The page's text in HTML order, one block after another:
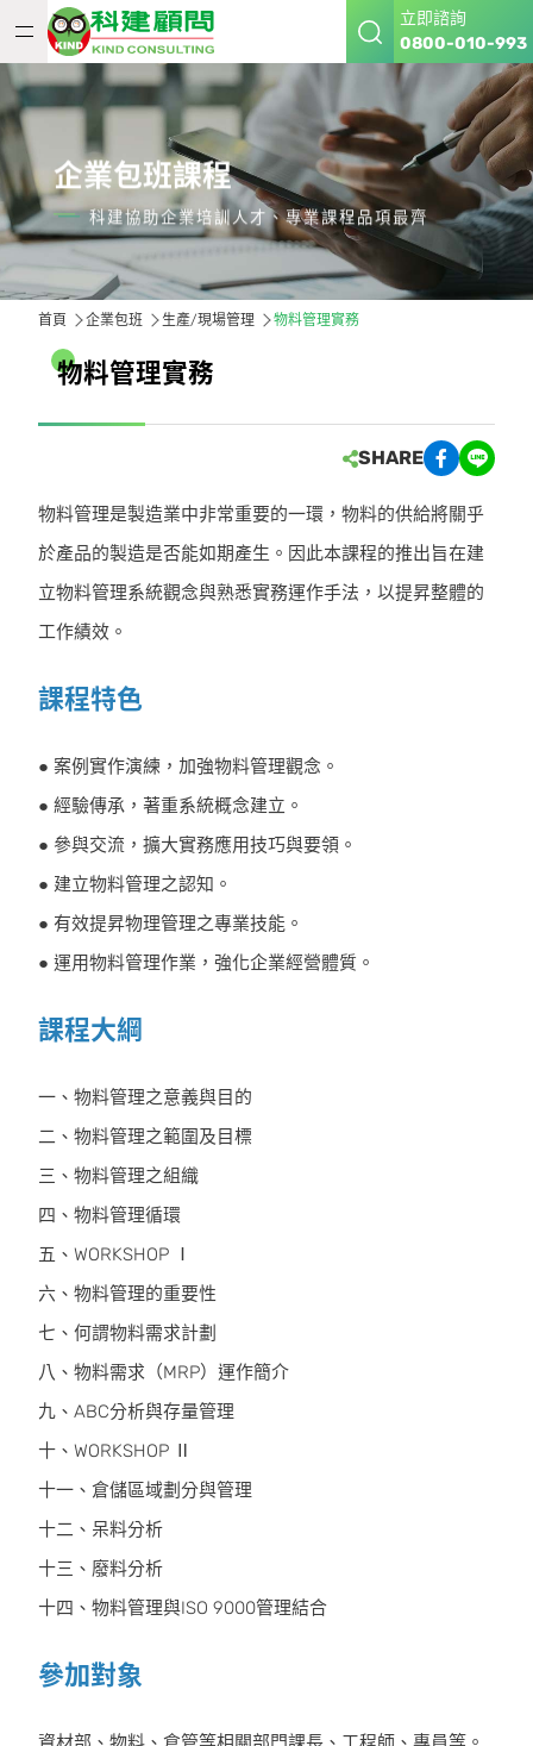
立即諮詢
0800-010-993
企業包班課程
科建協助企業培訓人才、專業課程品項最齊
首頁 企業包班 生產/現場管理 物料管理實務
物料管理實務
SHARE
物料管理是製造業中非常重要的一環，物料的供給將關乎
於產品的製造是否能如期產生。因此本課程的推出旨在建
立物料管理系統觀念與熟悉實務運作手法，以提昇整體的
工作績效。
課程特色
● 案例實作演練，加強物料管理觀念。
● 經驗傳承，著重系統概念建立。
● 參與交流，擴大實務應用技巧與要領。
● 建立物料管理之認知。
● 有效提昇物理管理之專業技能。
● 運用物料管理作業，強化企業經營體質。
課程大綱
一、物料管理之意義與目的
二、物料管理之範圍及目標
三、物料管理之組織
四、物料管理循環
五、WORKSHOP Ⅰ
六、物料管理的重要性
七、何謂物料需求計劃
八、物料需求（MRP）運作簡介
九、ABC分析與存量管理
十、WORKSHOP Ⅱ
十一、倉儲區域劃分與管理
十二、呆料分析
十三、廢料分析
十四、物料管理與ISO 9000管理結合
參加對象